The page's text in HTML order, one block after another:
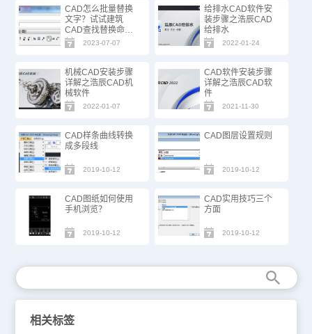
CAD怎么批量替换
文字？试试建筑
CAD查找替换命
令！
2023-07-07
给排水CAD软件安
装步骤之浩辰CAD
给排水
2022-01-24
机械CAD安装步骤
详解之浩辰CAD机
械软件
2022-01-07
CAD软件安装步骤
详解之浩辰CAD软
件
2021-11-30
CAD样条曲线转换
成多段线
2019-10-12
CAD图层设置规则
2019-10-12
CAD图纸如何使用
手机浏览？
2019-10-12
CAD实用技巧三个
方面
2019-10-12
相关标签